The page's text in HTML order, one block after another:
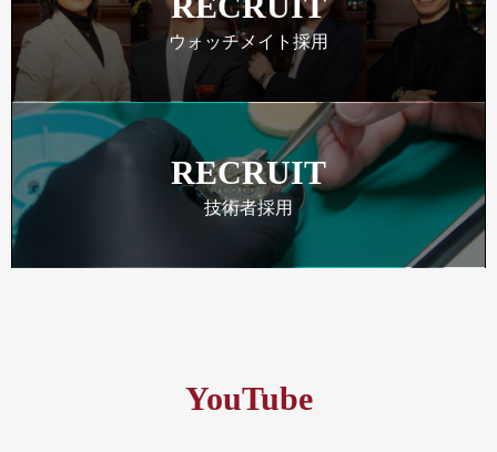
ウォッチメイト採用
RECRUIT
技術者採用
YouTube